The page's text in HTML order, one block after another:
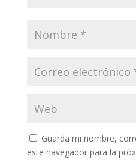
Guarda mi nombre,
este navegador para la